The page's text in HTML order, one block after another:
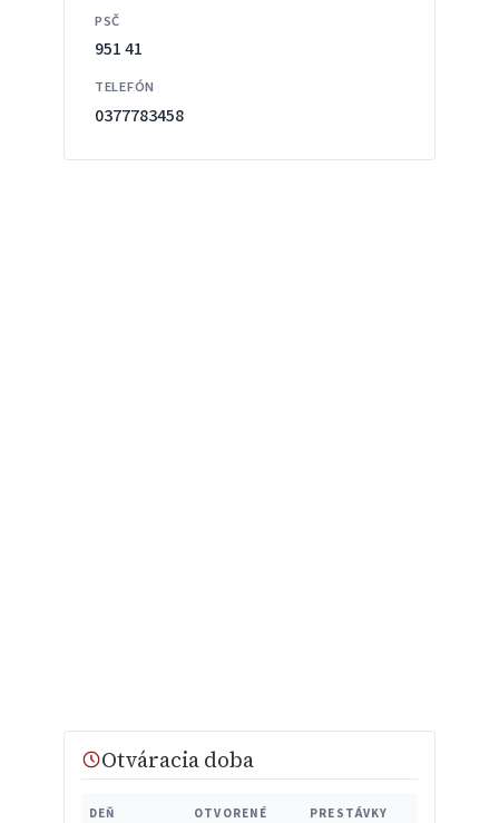
PSČ
951 41
TELEFÓN
0377783458
Otváracia doba
DEŇ OTVORENÉ PRESTÁVKY